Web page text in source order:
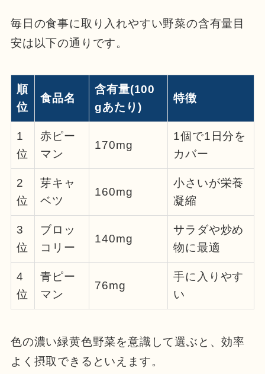
毎日の食事に取り入れやすい野菜の含有量目
安は以下の通りです。
順
位
食品名
含有量(100
gあたり)
特徴
1
位
赤ピー
マン
170mg
1個で1日分を
カバー
2
位
芽キャ
ベツ
160mg
小さいが栄養
凝縮
3
位
ブロッ
コリー
140mg
サラダや炒め
物に最適
4
位
青ピー
マン
76mg
手に入りやす
い
色の濃い緑黄色野菜を意識して選ぶと、効率
よく摂取できるといえます。